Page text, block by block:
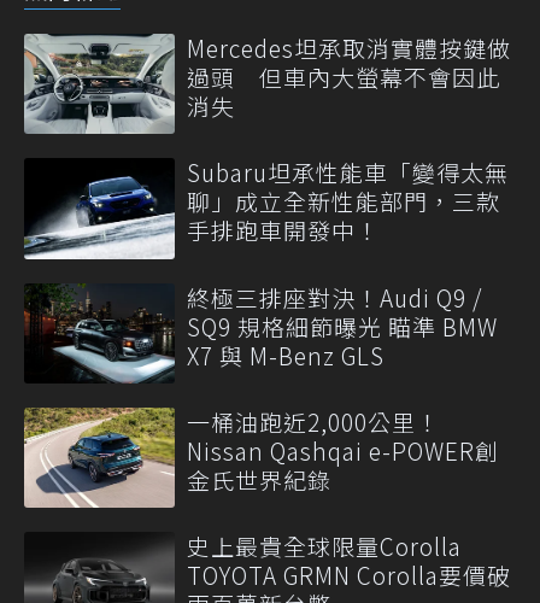
Mercedes坦承取消實體按鍵做
過頭 但車內大螢幕不會因此
消失
Subaru坦承性能車「變得太無
聊」成立全新性能部門，三款
手排跑車開發中！
終極三排座對決！Audi Q9 /
SQ9 規格細節曝光 瞄準 BMW
X7 與 M-Benz GLS
一桶油跑近2,000公里！
Nissan Qashqai e-POWER創
金氏世界紀錄
史上最貴全球限量Corolla
TOYOTA GRMN Corolla要價破